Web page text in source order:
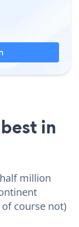
in
million
course not)